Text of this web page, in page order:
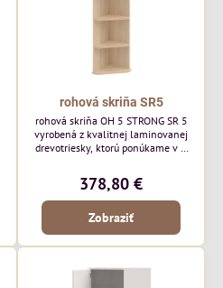
rohová skriňa SR5
rohová skriňa OH 5 STRONG SR 5
vyrobená z kvalitnej laminovanej
drevotriesky, ktorú ponúkame v 8
prednej strane je 2mm ABS hrana.
378,80 €
Zobraziť